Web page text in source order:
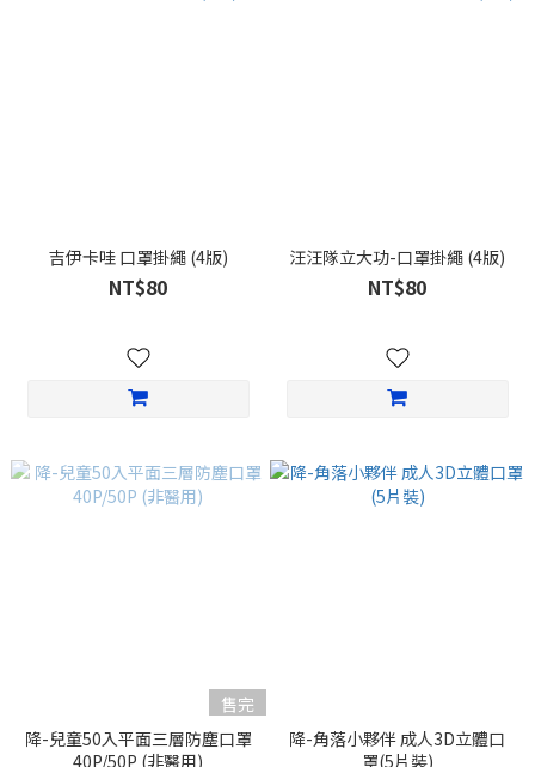
吉伊卡哇 口罩掛繩 (4版)
NT$80
汪汪隊立大功-口罩掛繩 (4版)
NT$80
售完
降-兒童50入平面三層防塵口罩
40P/50P (非醫用)
降-角落小夥伴 成人3D立體口
罩(5片裝)